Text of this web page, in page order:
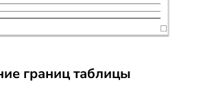
границ таблицы